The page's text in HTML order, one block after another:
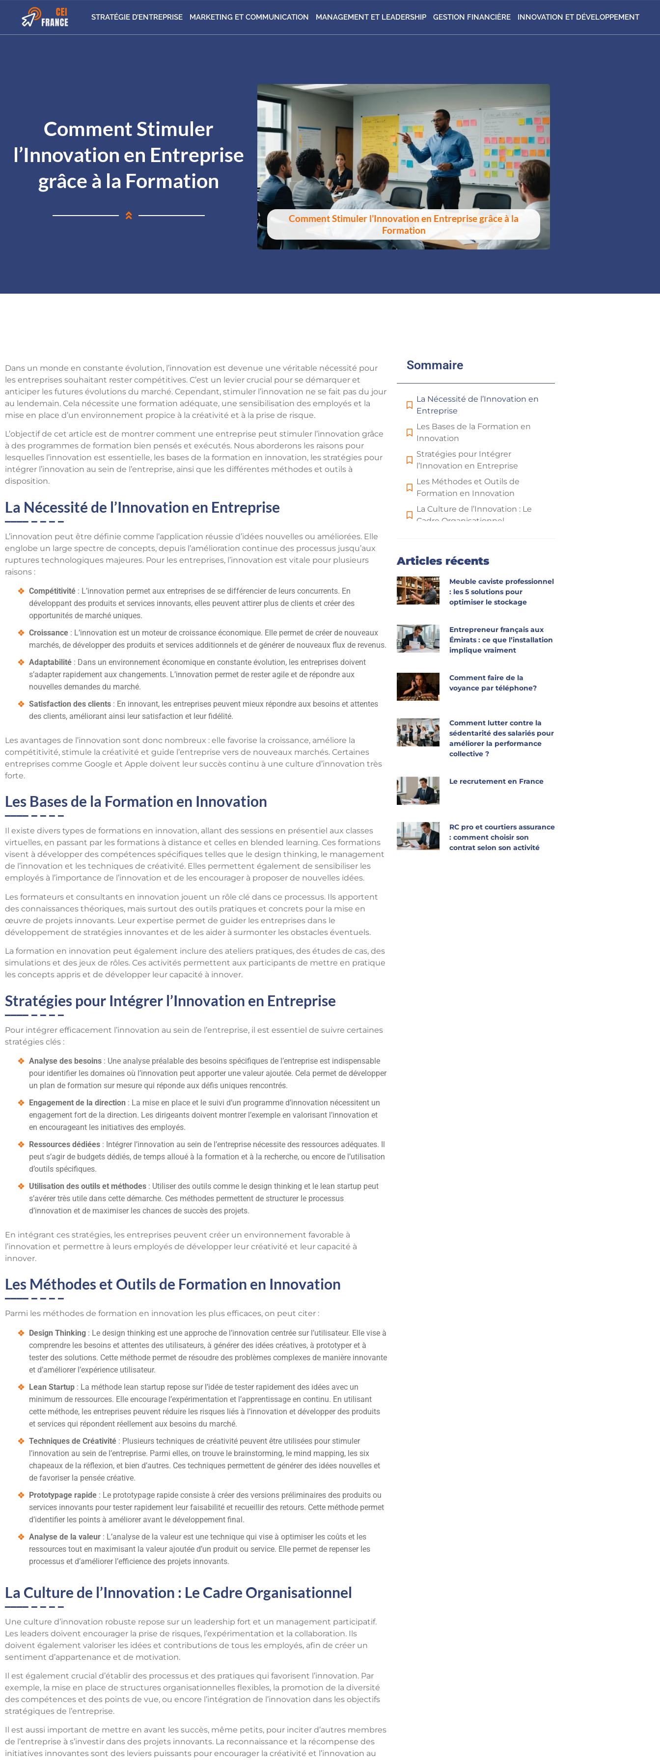
STRATÉGIE D’ENTREPRISE MARKETING ET COMMUNICATION MANAGEMENT ET LEADERSHIP GESTION FINANCIÈRE INNOVATION ET DÉVELOPPEMENT
Comment Stimuler
l’Innovation en Entreprise
grâce à la Formation
Comment Stimuler l’Innovation en Entreprise grâce à la
Formation
Dans un monde en constante évolution, l’innovation est devenue une véritable nécessité pour
les entreprises souhaitant rester compétitives. C’est un levier crucial pour se démarquer et
anticiper les futures évolutions du marché. Cependant, stimuler l’innovation ne se fait pas du jour
au lendemain. Cela nécessite une formation adéquate, une sensibilisation des employés et la
mise en place d’un environnement propice à la créativité et à la prise de risque.
L’objectif de cet article est de montrer comment une entreprise peut stimuler l’innovation grâce
à des programmes de formation bien pensés et exécutés. Nous aborderons les raisons pour
lesquelles l’innovation est essentielle, les bases de la formation en innovation, les stratégies pour
intégrer l’innovation au sein de l’entreprise, ainsi que les différentes méthodes et outils à
disposition.
La Nécessité de l’Innovation en Entreprise
L’innovation peut être définie comme l’application réussie d’idées nouvelles ou améliorées. Elle
englobe un large spectre de concepts, depuis l’amélioration continue des processus jusqu’aux
ruptures technologiques majeures. Pour les entreprises, l’innovation est vitale pour plusieurs
raisons :
Compétitivité : L’innovation permet aux entreprises de se différencier de leurs concurrents. En
développant des produits et services innovants, elles peuvent attirer plus de clients et créer des
opportunités de marché uniques.
Croissance : L’innovation est un moteur de croissance économique. Elle permet de créer de nouveaux
marchés, de développer des produits et services additionnels et de générer de nouveaux flux de revenus.
Adaptabilité : Dans un environnement économique en constante évolution, les entreprises doivent
s’adapter rapidement aux changements. L’innovation permet de rester agile et de répondre aux
nouvelles demandes du marché.
Satisfaction des clients : En innovant, les entreprises peuvent mieux répondre aux besoins et attentes
des clients, améliorant ainsi leur satisfaction et leur fidélité.
Les avantages de l’innovation sont donc nombreux : elle favorise la croissance, améliore la
compétitivité, stimule la créativité et guide l’entreprise vers de nouveaux marchés. Certaines
entreprises comme Google et Apple doivent leur succès continu à une culture d’innovation très
forte.
Les Bases de la Formation en Innovation
Il existe divers types de formations en innovation, allant des sessions en présentiel aux classes
virtuelles, en passant par les formations à distance et celles en blended learning. Ces formations
visent à développer des compétences spécifiques telles que le design thinking, le management
de l’innovation et les techniques de créativité. Elles permettent également de sensibiliser les
employés à l’importance de l’innovation et de les encourager à proposer de nouvelles idées.
Les formateurs et consultants en innovation jouent un rôle clé dans ce processus. Ils apportent
des connaissances théoriques, mais surtout des outils pratiques et concrets pour la mise en
œuvre de projets innovants. Leur expertise permet de guider les entreprises dans le
développement de stratégies innovantes et de les aider à surmonter les obstacles éventuels.
La formation en innovation peut également inclure des ateliers pratiques, des études de cas, des
simulations et des jeux de rôles. Ces activités permettent aux participants de mettre en pratique
les concepts appris et de développer leur capacité à innover.
Stratégies pour Intégrer l’Innovation en Entreprise
Pour intégrer efficacement l’innovation au sein de l’entreprise, il est essentiel de suivre certaines
stratégies clés :
Analyse des besoins : Une analyse préalable des besoins spécifiques de l’entreprise est indispensable
pour identifier les domaines où l’innovation peut apporter une valeur ajoutée. Cela permet de développer
un plan de formation sur mesure qui réponde aux défis uniques rencontrés.
Engagement de la direction : La mise en place et le suivi d’un programme d’innovation nécessitent un
engagement fort de la direction. Les dirigeants doivent montrer l’exemple en valorisant l’innovation et
en encourageant les initiatives des employés.
Ressources dédiées : Intégrer l’innovation au sein de l’entreprise nécessite des ressources adéquates. Il
peut s’agir de budgets dédiés, de temps alloué à la formation et à la recherche, ou encore de l’utilisation
d’outils spécifiques.
Utilisation des outils et méthodes : Utiliser des outils comme le design thinking et le lean startup peut
s’avérer très utile dans cette démarche. Ces méthodes permettent de structurer le processus
d’innovation et de maximiser les chances de succès des projets.
En intégrant ces stratégies, les entreprises peuvent créer un environnement favorable à
l’innovation et permettre à leurs employés de développer leur créativité et leur capacité à
innover.
Les Méthodes et Outils de Formation en Innovation
Parmi les méthodes de formation en innovation les plus efficaces, on peut citer :
Design Thinking : Le design thinking est une approche de l’innovation centrée sur l’utilisateur. Elle vise à
comprendre les besoins et attentes des utilisateurs, à générer des idées créatives, à prototyper et à
tester des solutions. Cette méthode permet de résoudre des problèmes complexes de manière innovante
et d’améliorer l’expérience utilisateur.
Lean Startup : La méthode lean startup repose sur l’idée de tester rapidement des idées avec un
minimum de ressources. Elle encourage l’expérimentation et l’apprentissage en continu. En utilisant
cette méthode, les entreprises peuvent réduire les risques liés à l’innovation et développer des produits
et services qui répondent réellement aux besoins du marché.
Techniques de Créativité : Plusieurs techniques de créativité peuvent être utilisées pour stimuler
l’innovation au sein de l’entreprise. Parmi elles, on trouve le brainstorming, le mind mapping, les six
chapeaux de la réflexion, et bien d’autres. Ces techniques permettent de générer des idées nouvelles et
de favoriser la pensée créative.
Prototypage rapide : Le prototypage rapide consiste à créer des versions préliminaires des produits ou
services innovants pour tester rapidement leur faisabilité et recueillir des retours. Cette méthode permet
d’identifier les points à améliorer avant le développement final.
Analyse de la valeur : L’analyse de la valeur est une technique qui vise à optimiser les coûts et les
ressources tout en maximisant la valeur ajoutée d’un produit ou service. Elle permet de repenser les
processus et d’améliorer l’efficience des projets innovants.
La Culture de l’Innovation : Le Cadre Organisationnel
Une culture d’innovation robuste repose sur un leadership fort et un management participatif.
Les leaders doivent encourager la prise de risques, l’expérimentation et la collaboration. Ils
doivent également valoriser les idées et contributions de tous les employés, afin de créer un
sentiment d’appartenance et de motivation.
Il est également crucial d’établir des processus et des pratiques qui favorisent l’innovation. Par
exemple, la mise en place de structures organisationnelles flexibles, la promotion de la diversité
des compétences et des points de vue, ou encore l’intégration de l’innovation dans les objectifs
stratégiques de l’entreprise.
Il est aussi important de mettre en avant les succès, même petits, pour inciter d’autres membres
de l’entreprise à s’investir dans des projets innovants. La reconnaissance et la récompense des
initiatives innovantes sont des leviers puissants pour encourager la créativité et l’innovation au
Sommaire
La Nécessité de l’Innovation en
Entreprise
Les Bases de la Formation en
Innovation
Stratégies pour Intégrer
l’Innovation en Entreprise
Les Méthodes et Outils de
Formation en Innovation
La Culture de l’Innovation : Le
Cadre Organisationnel
Articles récents
Meuble caviste professionnel
: les 5 solutions pour
optimiser le stockage
Entrepreneur français aux
Émirats : ce que l’installation
implique vraiment
Comment faire de la
voyance par téléphone?
Comment lutter contre la
sédentarité des salariés pour
améliorer la performance
collective ?
Le recrutement en France
RC pro et courtiers assurance
: comment choisir son
contrat selon son activité